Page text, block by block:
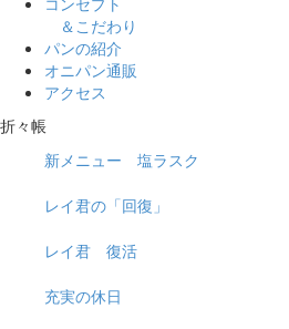
＆こだわり
パンの紹介
オニパン通販
アクセス
折々帳
新メニュー 塩ラスク
レイ君の「回復」
レイ君 復活
充実の休日